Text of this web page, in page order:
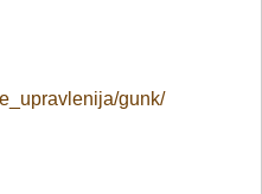
gunk/